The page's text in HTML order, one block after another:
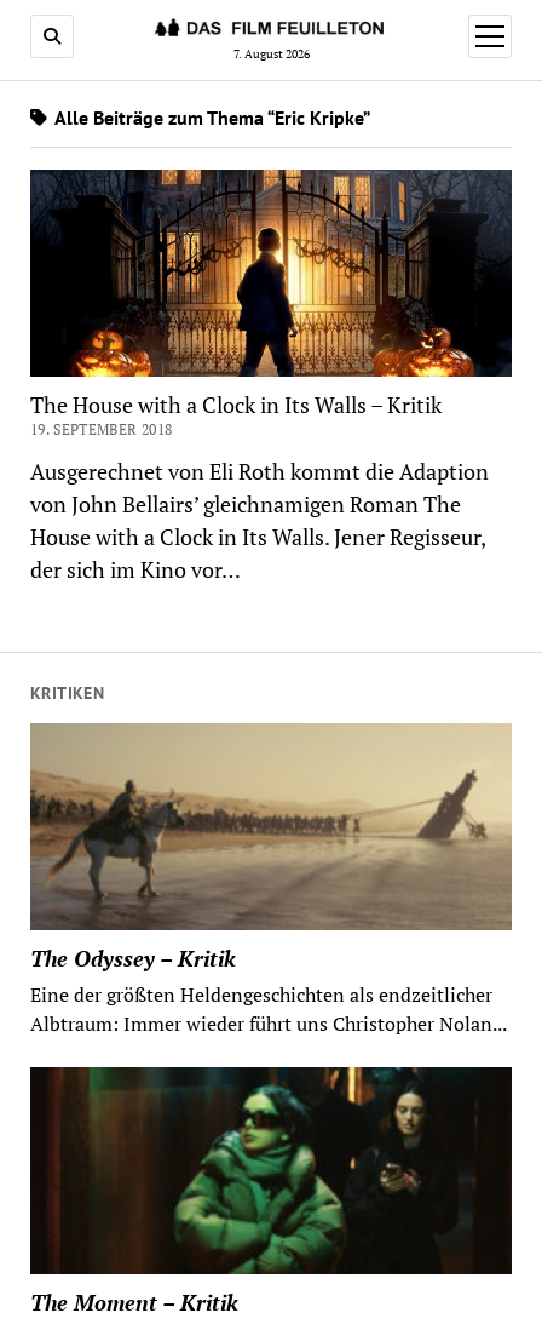
7. August 2026
Menü
öffnen
KRITIKEN
The Odyssey – Kritik
Eine der größten Heldengeschichten als endzeitlicher
Albtraum: Immer wieder führt uns Christopher Nolan...
The Moment – Kritik
Alle Beiträge zum Thema “Eric Kripke”
The House with a Clock in Its Walls – Kritik
19. SEPTEMBER 2018
Ausgerechnet von Eli Roth kommt die Adaption
von John Bellairs’ gleichnamigen Roman The
House with a Clock in Its Walls. Jener Regisseur,
der sich im Kino vor…